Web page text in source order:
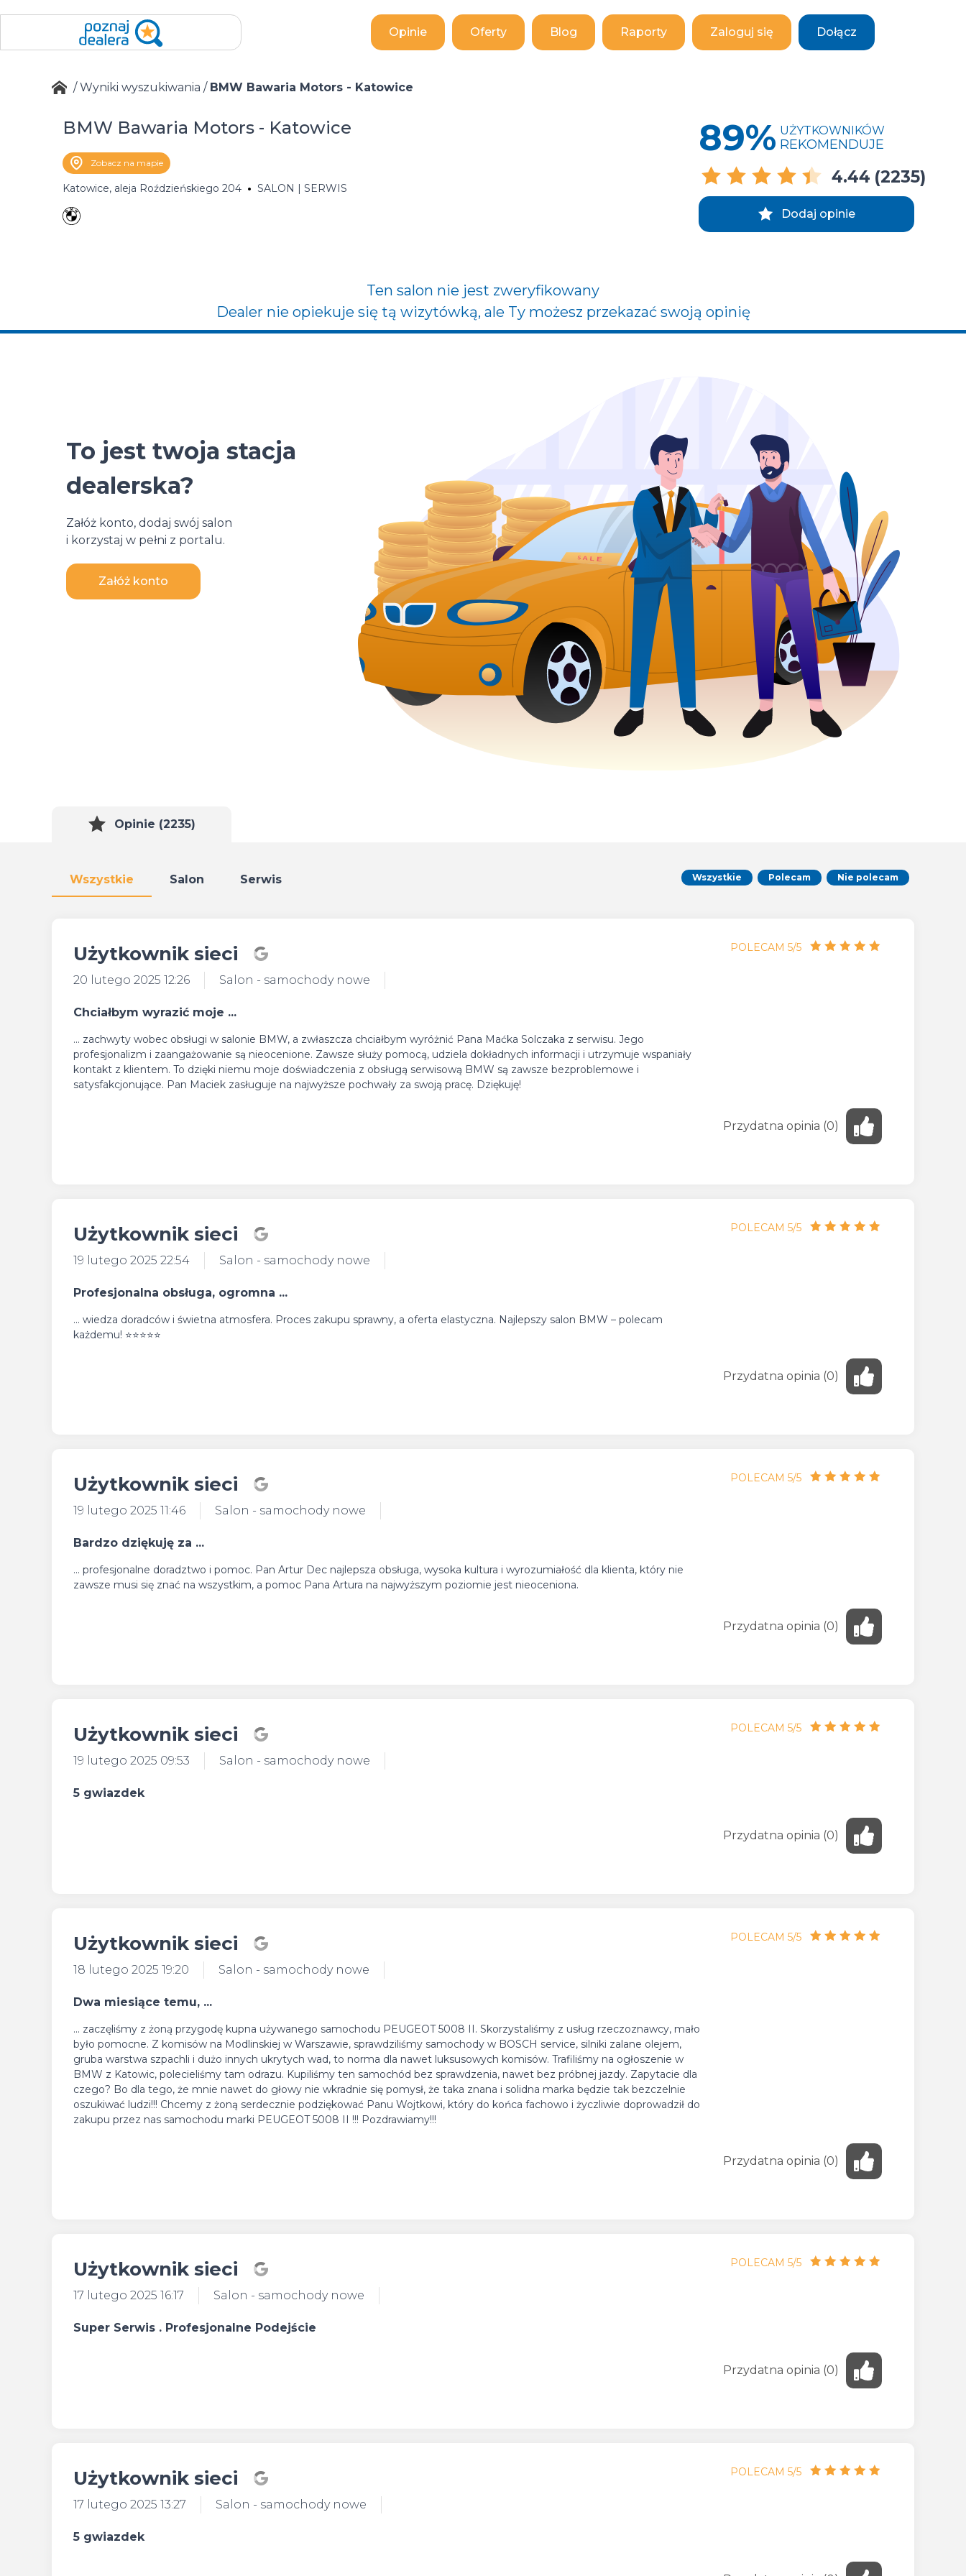
Opinie Oferty Blog Raporty Zaloguj się Dołącz
/Wyniki wyszukiwania / BMW Bawaria Motors - Katowice
BMW Bawaria Motors - Katowice
Zobacz na mapie
Katowice, aleja Roździeńskiego 204 SALON | SERWIS
89% UŻYTKOWNIKÓW
REKOMENDUJE
4.44 (2235)
Dodaj opinie
Ten salon nie jest zweryfikowany
Dealer nie opiekuje się tą wizytówką, ale Ty możesz przekazać swoją opinię
To jest twoja stacja
dealerska?
Załóż konto, dodaj swój salon
i korzystaj w pełni z portalu.
Załóż konto
Opinie (2235)
Wszystkie Salon Serwis Wszystkie Polecam Nie polecam
Użytkownik sieci
20 lutego 2025 12:26 Salon - samochody nowe
POLECAM 5/5
Chciałbym wyrazić moje ...
... zachwyty wobec obsługi w salonie BMW, a zwłaszcza chciałbym wyróżnić Pana Maćka Solczaka z serwisu. Jego
profesjonalizm i zaangażowanie są nieocenione. Zawsze służy pomocą, udziela dokładnych informacji i utrzymuje wspaniały
kontakt z klientem. To dzięki niemu moje doświadczenia z obsługą serwisową BMW są zawsze bezproblemowe i
satysfakcjonujące. Pan Maciek zasługuje na najwyższe pochwały za swoją pracę. Dziękuję!
Przydatna opinia (0)
Użytkownik sieci
19 lutego 2025 22:54 Salon - samochody nowe
POLECAM 5/5
Profesjonalna obsługa, ogromna ...
... wiedza doradców i świetna atmosfera. Proces zakupu sprawny, a oferta elastyczna. Najlepszy salon BMW – polecam
każdemu! ⭐⭐⭐⭐⭐
Przydatna opinia (0)
Użytkownik sieci
19 lutego 2025 11:46 Salon - samochody nowe
POLECAM 5/5
Bardzo dziękuję za ...
... profesjonalne doradztwo i pomoc. Pan Artur Dec najlepsza obsługa, wysoka kultura i wyrozumiałość dla klienta, który nie
zawsze musi się znać na wszystkim, a pomoc Pana Artura na najwyższym poziomie jest nieoceniona.
Przydatna opinia (0)
Użytkownik sieci
19 lutego 2025 09:53 Salon - samochody nowe
POLECAM 5/5
5 gwiazdek
Przydatna opinia (0)
Użytkownik sieci
18 lutego 2025 19:20 Salon - samochody nowe
POLECAM 5/5
Dwa miesiące temu, ...
... zaczęliśmy z żoną przygodę kupna używanego samochodu PEUGEOT 5008 II. Skorzystaliśmy z usług rzeczoznawcy, mało
było pomocne. Z komisów na Modlinskiej w Warszawie, sprawdziliśmy samochody w BOSCH service, silniki zalane olejem,
gruba warstwa szpachli i dużo innych ukrytych wad, to norma dla nawet luksusowych komisów. Trafiliśmy na ogłoszenie w
BMW z Katowic, polecieliśmy tam odrazu. Kupiliśmy ten samochód bez sprawdzenia, nawet bez próbnej jazdy. Zapytacie dla
czego? Bo dla tego, że mnie nawet do głowy nie wkradnie się pomysł, że taka znana i solidna marka będzie tak bezczelnie
oszukiwać ludzi!!! Chcemy z żoną serdecznie podziękować Panu Wojtkowi, który do końca fachowo i życzliwie doprowadził do
zakupu przez nas samochodu marki PEUGEOT 5008 II !!! Pozdrawiamy!!!
Przydatna opinia (0)
Użytkownik sieci
17 lutego 2025 16:17 Salon - samochody nowe
POLECAM 5/5
Super Serwis . Profesjonalne Podejście
Przydatna opinia (0)
Użytkownik sieci
17 lutego 2025 13:27 Salon - samochody nowe
POLECAM 5/5
5 gwiazdek